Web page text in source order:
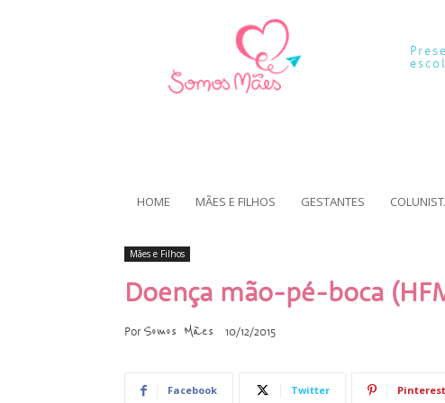
HOME MÃES E FILHOS GESTANTES
Mães e Filhos
Doença mão-pé-boca
Por Somos Mães 10/12/2015
Facebook Twitter Pinterest